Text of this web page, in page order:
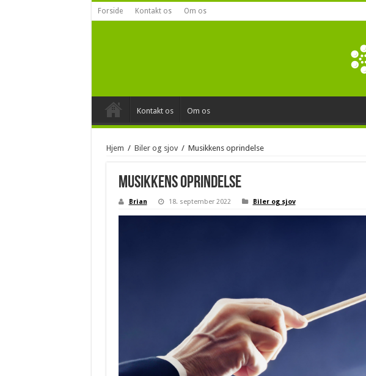
Forside Kontakt os Om os
Kontakt os Om os
Hjem / Biler og sjov / Musikkens oprindelse
Musikkens oprindelse
Brian 18. september 2022 Biler og sjov